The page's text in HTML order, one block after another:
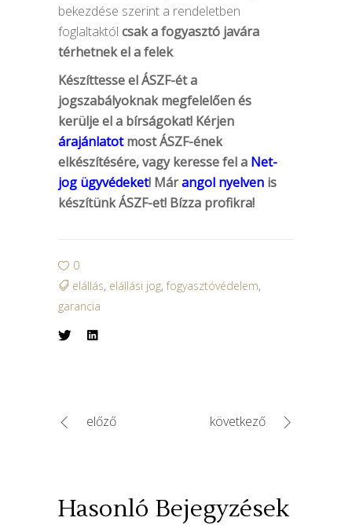
bekezdése szerint a rendeletben
foglaltaktól csak a fogyasztó javára
térhetnek el a felek.
Készíttesse el ÁSZF-ét a
jogszabályoknak megfelelően és
kerülje el a bírságokat! Kérjen
árajánlatot most ÁSZF-ének
elkészítésére, vagy keresse fel a Net-
jog ügyvédeket! Márangol nyelven is
készítünk ÁSZF-et! Bízza profikra!
0
elállás, elállási jog, fogyasztóvédelem,
garancia
előző következő
Hasonló Bejegyzések